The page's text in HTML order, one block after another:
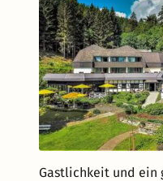
Gastlichkeit und ein